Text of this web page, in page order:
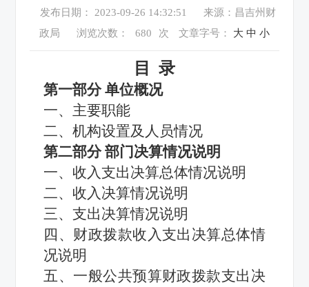
发布日期： 2023-09-26 14:32:51
来源：昌吉州财
政局
浏览次数： 680 次 文章字号： 大 中 小
目 录
第一部分 单位概况
一、主要职能
二、机构设置及人员情况
第二部分 部门决算情况说明
一、收入支出决算总体情况说明
二、 收入决算情况说明
三、支出决算情况说明
四、财政拨款收入支出决算总体情
况说明
五、一般公共预算财政拨款支出决